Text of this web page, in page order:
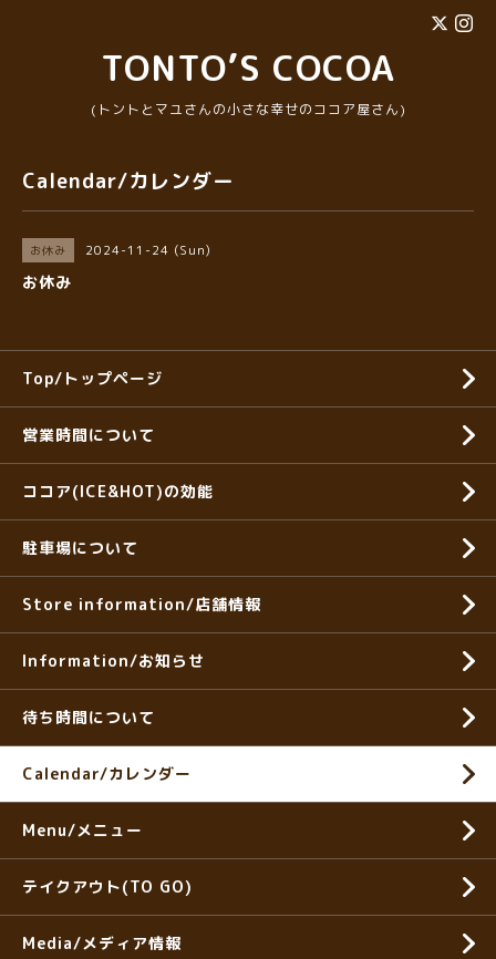
TONTO’S COCOA
(トントとマユさんの小さな幸せのココア屋さん)
Calendar/カレンダー
お休み 2024-11-24 (Sun)
お休み
Top/トップページ
営業時間について
ココア(ICE&HOT)の効能
駐車場について
Store information/店舗情報
Information/お知らせ
待ち時間について
Calendar/カレンダー
Menu/メニュー
テイクアウト(TO GO)
Media/メディア情報